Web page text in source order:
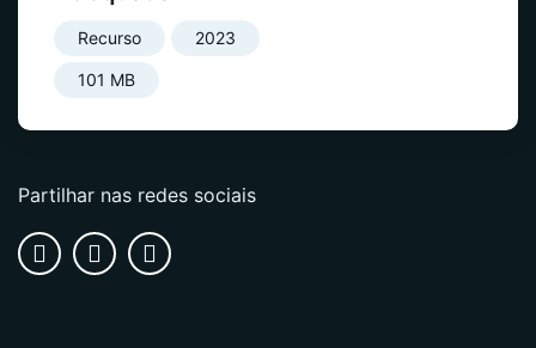
Recurso 2023
101 MB
Partilhar nas redes sociais